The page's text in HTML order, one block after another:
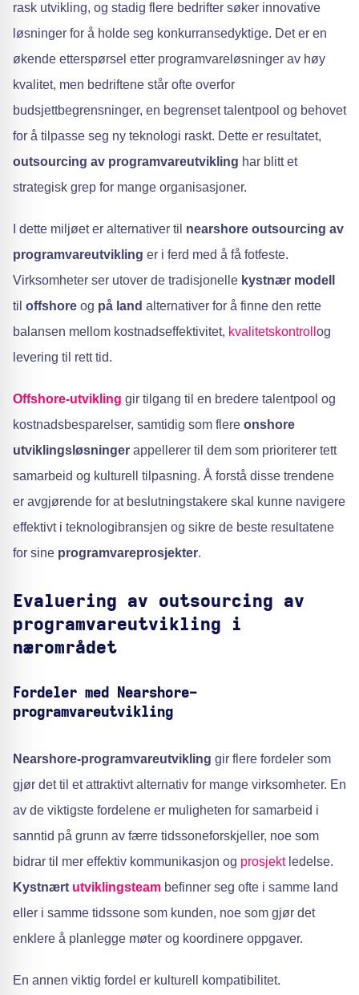
rask utvikling, og stadig flere bedrifter søker innovative
løsninger for å holde seg konkurransedyktige. Det er en
økende etterspørsel etter programvareløsninger av høy
kvalitet, men bedriftene står ofte overfor
budsjettbegrensninger, en begrenset talentpool og behovet
for å tilpasse seg ny teknologi raskt. Dette er resultatet,
outsourcing av programvareutvikling har blitt et
strategisk grep for mange organisasjoner.
I dette miljøet er alternativer til nearshore outsourcing av
programvareutvikling er i ferd med å få fotfeste.
Virksomheter ser utover de tradisjonelle kystnær modell
til offshore og på land alternativer for å finne den rette
balansen mellom kostnadseffektivitet, kvalitetskontroll og
levering til rett tid.
Offshore-utvikling gir tilgang til en bredere talentpool og
kostnadsbesparelser, samtidig som flere onshore
utviklingsløsninger appellerer til dem som prioriterer tett
samarbeid og kulturell tilpasning. Å forstå disse trendene
er avgjørende for at beslutningstakere skal kunne navigere
effektivt i teknologibransjen og sikre de beste resultatene
for sine programvareprosjekter.
Evaluering av outsourcing av
programvareutvikling i
nærområdet
Fordeler med Nearshore-
programvareutvikling
Nearshore-programvareutvikling gir flere fordeler som
gjør det til et attraktivt alternativ for mange virksomheter. En
av de viktigste fordelene er muligheten for samarbeid i
sanntid på grunn av færre tidssoneforskjeller, noe som
bidrar til mer effektiv kommunikasjon og prosjektledelse.
Kystnært utviklingsteam befinner seg ofte i samme land
eller i samme tidssone som kunden, noe som gjør det
enklere å planlegge møter og koordinere oppgaver.
En annen viktig fordel er kulturell kompatibilitet.